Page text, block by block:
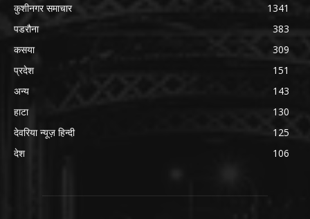
कुशीनगर समाचार
1341
पडरौना
383
कसया
309
प्रदेश
151
अन्य
143
हाटा
130
देवरिया न्यूज़ हिन्दी
125
देश
106